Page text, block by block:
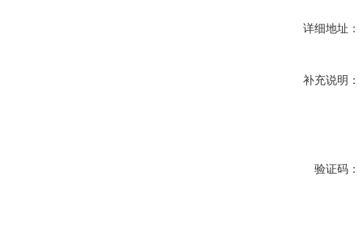
详细地址：
补充说明：
验证码：